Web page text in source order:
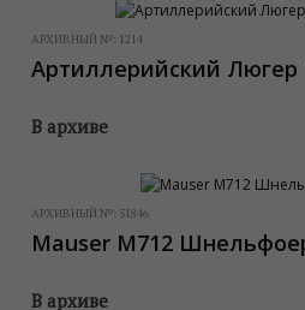
АРХИВНЫЙ №: 1214
Артиллерийский Люгер
В архиве
АРХИВНЫЙ №: 51846
Mauser M712
В архиве